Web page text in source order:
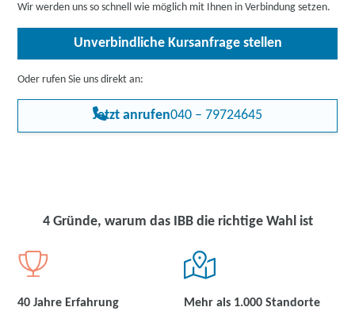
Wir werden uns so schnell wie möglich mit Ihnen in Verbindung setzen.
Unverbindliche Kursanfrage stellen
Oder rufen Sie uns direkt an:
Jetzt anrufen040 – 79724645
4 Gründe, warum das IBB die richtige Wahl ist
40 Jahre Erfahrung Mehr als 1.000 Standorte